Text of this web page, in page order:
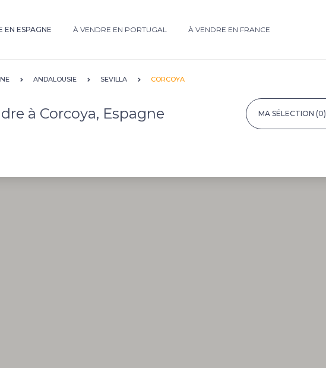
EN ESPAGNE À VENDRE EN PORTUGAL À VENDRE EN FRANCE
ANDALOUSIE SEVILLA CORCOYA
à Corcoya, Espagne MA SÉLECTION (0)